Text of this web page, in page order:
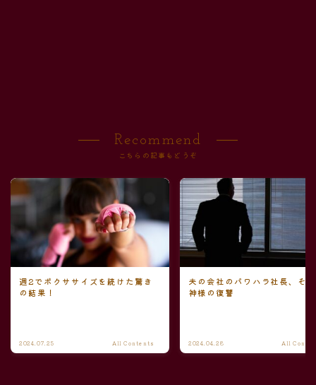
Recommend
こちらの記事もどうぞ
週2でボクササイズを続けた驚き
の結果！
2024.07.25 All Contents
夫の会社のパワハラ社長、そ
神様の復讐
2024.04.28 All